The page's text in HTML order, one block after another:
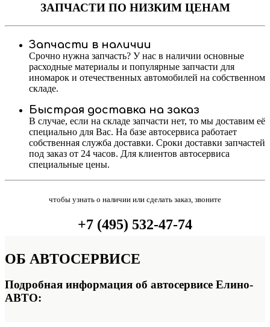
ЗАПЧАСТИПО НИЗКИМ ЦЕНАМ
Запчасти в наличии
Срочно нужна запчасть? У нас в наличии основные
расходные материалы и популярные запчасти для
иномарок и отечественных автомобилей на собственном
складе.
Быстрая доставка на заказ
В случае, если на складе запчасти нет, то мы доставим её
специально для Вас. На базе автосервиса работает
собственная служба доставки. Сроки доставки запчастей
под заказ от 24 часов. Для клиентов автосервиса
специальные цены.
чтобы узнать о наличии или сделать заказ, звоните
+7 (495) 532-47-74
ОБ АВТОСЕРВИСЕ
Подробная информация об автосервисе Елино-
АВТО: